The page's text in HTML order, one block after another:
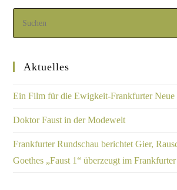
Aktuelles
Ein Film für die Ewigkeit-Frankfurter Neue
Doktor Faust in der Modewelt
Frankfurter Rundschau berichtet Gier,
Goethes „Faust 1“ überzeugt im